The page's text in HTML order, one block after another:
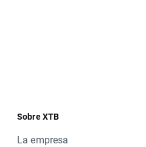
Sobre XTB
La empresa